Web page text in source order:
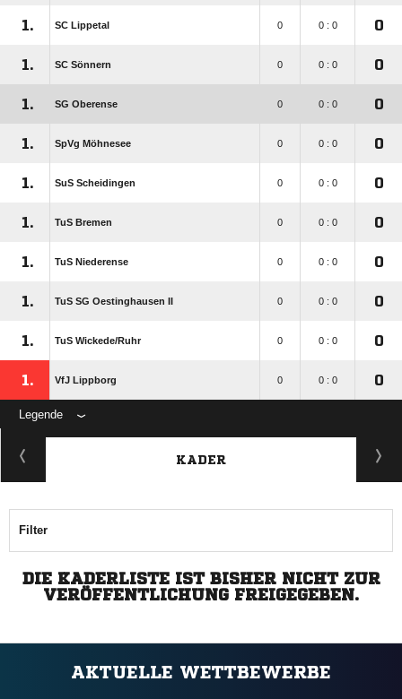
1. SC Lippetal 0 0 : 0 0
1. SC Sönnern 0 0 : 0 0
1. SG Oberense 0 0 : 0 0
1. SpVg Möhnesee 0 0 : 0 0
1. SuS Scheidingen 0 0 : 0 0
1. TuS Bremen 0 0 : 0 0
1. TuS Niederense 0 0 : 0 0
1. TuS SG Oestinghausen II 0 0 : 0 0
1. TuS Wickede/​Ruhr 0 0 : 0 0
1. VfJ Lippborg 0 0 : 0 0
Legende
KADER
Filter
DIE KADERLISTE IST BISHER NICHT ZUR
VERÖFFENTLICHUNG FREIGEGEBEN.
AKTUELLE WETTBEWERBE